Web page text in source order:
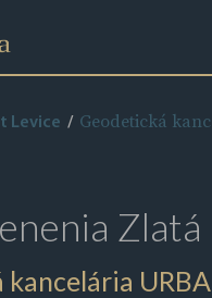
Levice Geodetická
Zlatá